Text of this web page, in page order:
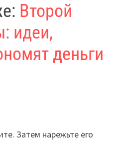
Второй
идеи,
деньги
Затем нарежьте его